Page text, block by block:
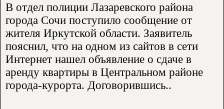
В отдел полиции Лазаревского района
города Сочи поступило сообщение от
жителя Иркутской области. Заявитель
пояснил, что на одном из сайтов в сети
Интернет нашел объявление о сдаче в
аренду квартиры в Центральном районе
города-курорта. Договорившись..